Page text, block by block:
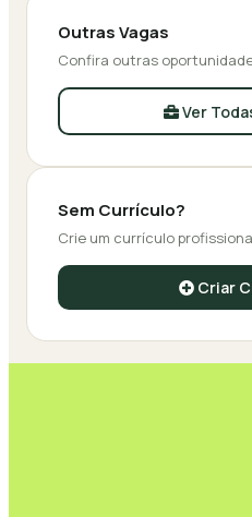
Outras Vagas
Confira outras
Ver
Sem Currículo?
Crie um currículo
Criar